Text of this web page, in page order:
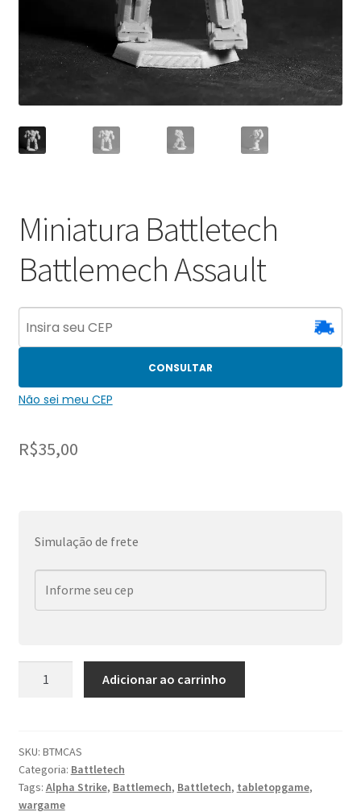
Miniatura Battletech
Battlemech Assault
CONSULTAR
Não sei meu CEP
R$35,00
Simulação de frete
quantidade
Adicionar ao carrinho
SKU: BTMCAS
Categoria: Battletech
Tags: Alpha Strike, Battlemech, Battletech, tabletopgame,
wargame